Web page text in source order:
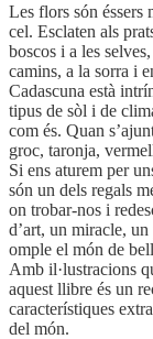
Les flors són éssers
cel. Esclaten als
boscos i a les
camins, a la sorra i
Cadascuna està
tipus de sòl i de
com és. Quan
groc, taronja,
Si ens aturem per
són un dels regals
on trobar-nos i
d’art, un miracle,
omple el món de
Amb il·lustracions
aquest llibre és un
característiques
del món.